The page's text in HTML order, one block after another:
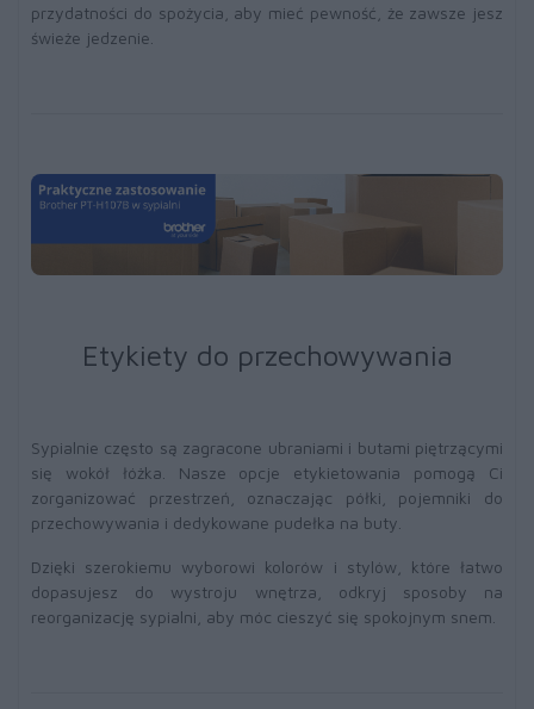
przydatności do spożycia, aby mieć pewność, że zawsze jesz
świeże jedzenie.
Etykiety do przechowywania
Sypialnie często są zagracone ubraniami i butami piętrzącymi
się wokół łóżka. Nasze opcje etykietowania pomogą Ci
zorganizować przestrzeń, oznaczając półki, pojemniki do
przechowywania i dedykowane pudełka na buty.
Dzięki szerokiemu wyborowi kolorów i stylów, które łatwo
dopasujesz do wystroju wnętrza, odkryj sposoby na
reorganizację sypialni, aby móc cieszyć się spokojnym snem.